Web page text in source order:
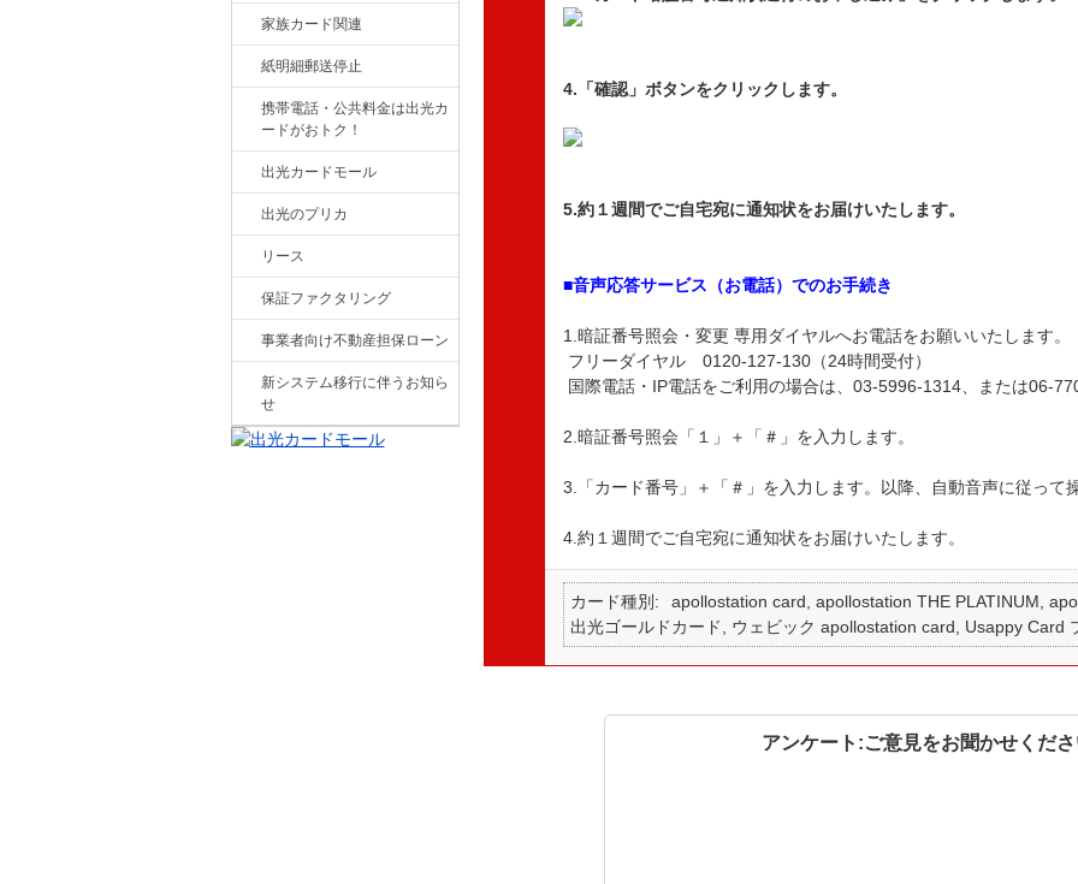
家族カード関連
紙明細郵送停止
携帯電話・公共料金は出光カ
ードがおトク！
出光カードモール
出光のプリカ
リース
保証ファクタリング
事業者向け不動産担保ローン
新システム移行に伴うお知ら
せ
4.「確認」ボタンをクリックします。
5.約１週間でご自宅宛に通知状をお届けいたします。
■音声応答サービス（お電話）でのお手続き
1.暗証番号照会・変更 専用ダイヤルへお電話をお願いいたします。
フリーダイヤル 0120-127-130（24時間受付）
国際電話・IP電話をご利用の場合は、03-5996-1314、または06-
2.暗証番号照会「１」＋「＃」を入力します。
3.「カード番号」＋「＃」を入力します。以降、自動音声に従って
4.約１週間でご自宅宛に通知状をお届けいたします。
カード種別
apollostation card, apollostation THE PLATINUM,
出光ゴールドカード, ウェビック apollostation card, Usappy Card
アンケート:ご意見をお聞かせくだ